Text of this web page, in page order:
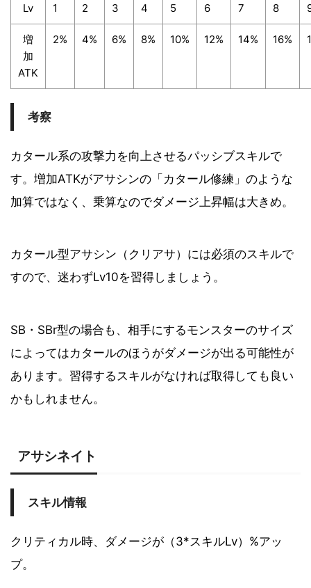
Lv 1 2 3 4 5 6 7 8
増
加
ATK
2% 4% 6% 8% 10% 12% 14% 16%
考察
カタール系の攻撃力を向上させるパッシブスキルで
す。増加ATKがアサシンの「カタール修練」のような
加算ではなく、乗算なのでダメージ上昇幅は大きめ。
カタール型アサシン（クリアサ）には必須のスキルで
すので、迷わずLv10を習得しましょう。
SB・SBr型の場合も、相手にするモンスターのサイズ
によってはカタールのほうがダメージが出る可能性が
あります。習得するスキルがなければ取得しても良い
かもしれません。
アサシネイト
スキル情報
クリティカル時、ダメージが（3*スキルLv）%アッ
プ。